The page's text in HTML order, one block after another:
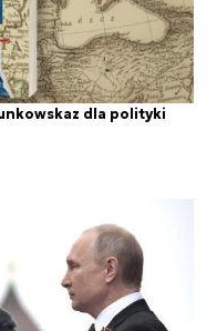
dla polityki